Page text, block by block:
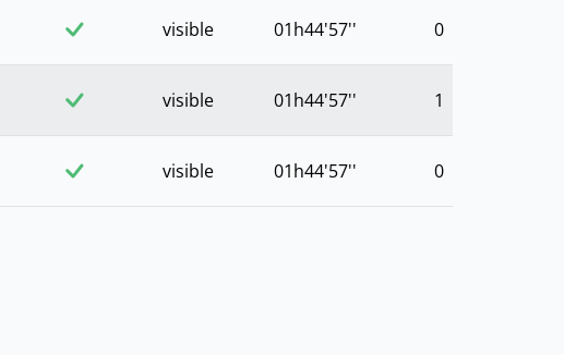
visible 01h44'57'' 0
visible 01h44'57'' 1
visible 01h44'57'' 0